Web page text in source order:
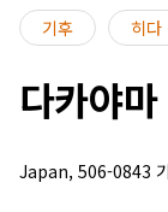
기후 히다
다카야
Japan, 506-0843